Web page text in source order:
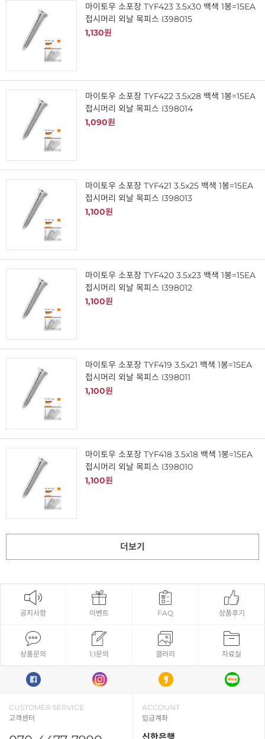
마이토우 소포장 TYF423 3.5x30 백색 1봉=15EA
접시머리 외날 목피스 I398015
1,130원
마이토우 소포장 TYF422 3.5x28 백색 1봉=15EA
접시머리 외날 목피스 I398014
1,090원
마이토우 소포장 TYF421 3.5x25 백색 1봉=15EA
접시머리 외날 목피스 I398013
1,100원
마이토우 소포장 TYF420 3.5x23 백색 1봉=15EA
접시머리 외날 목피스 I398012
1,100원
마이토우 소포장 TYF419 3.5x21 백색 1봉=15EA
접시머리 외날 목피스 I398011
1,100원
마이토우 소포장 TYF418 3.5x18 백색 1봉=15EA
접시머리 외날 목피스 I398010
1,100원
더보기
공지사항 이벤트 FAQ 상품후기
상품문의 1:1문의 갤러리 자료실
CUSTOMER SERVICE
고객센터
ACCOUNT
입금계좌